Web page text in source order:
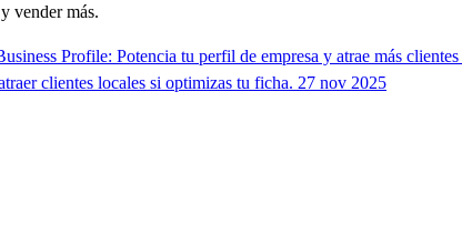
vender más.
Profile: Potencia tu perfil de empresa y atrae más clientes
clientes locales si optimizas tu ficha. 27 nov 2025